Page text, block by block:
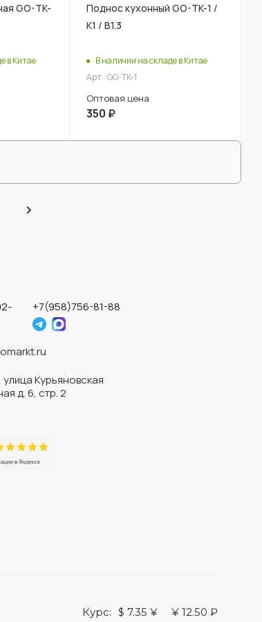
GO-TK-
в Китае
Поднос кухонный GO-TK-1 /
К1 / В1.3
В наличии на складе в Китае
Арт.: GO-TK-1
Оптовая цена
350 ₽
+7(958)756-81-88
улица Курьяновская
д. 6, стр. 2
Курс: $ 7.35 ¥ ¥ 12.50 ₽